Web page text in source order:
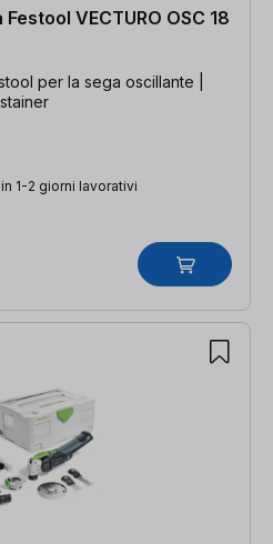
VECTURO OSC 18
per la sega oscillante |
1-2 giorni lavorativi